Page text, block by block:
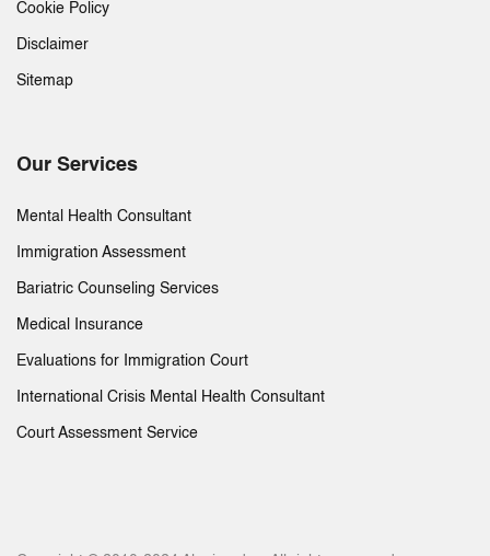
Cookie Policy
Disclaimer
Sitemap
Our Services
Mental Health Consultant
Immigration Assessment
Bariatric Counseling Services
Medical Insurance
Evaluations for Immigration Court
International Crisis Mental Health Consultant
Court Assessment Service